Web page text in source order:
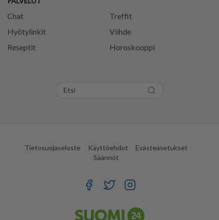
Chat
Treffit
Hyötylinkit
Viihde
Reseptit
Horoskooppi
Tietosuojaseloste Käyttöehdot
Evästeasetukset
Säännöt